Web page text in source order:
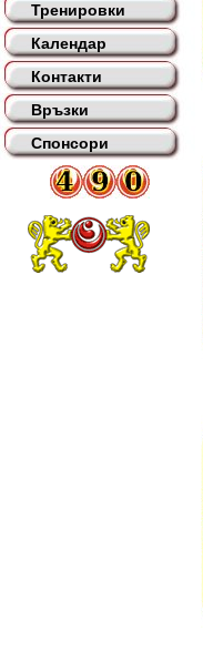
Тренировки
Календар
Контакти
Връзки
Спонсори